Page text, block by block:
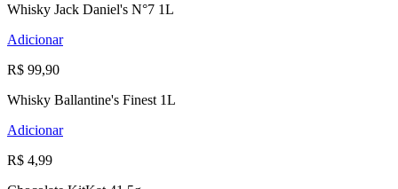
Whisky Jack Daniel's N°7 1L
Adicionar
R$ 99,90
Whisky Ballantine's Finest 1L
Adicionar
R$ 4,99